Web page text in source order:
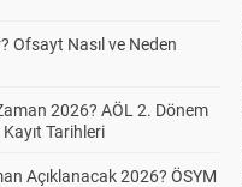
Ofsayt Nasıl ve Neden
2026? AÖL 2. Dönem
Kayıt Tarihleri
Açıklanacak 2026? ÖSYM